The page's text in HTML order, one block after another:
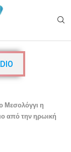
Μεσολόγγι η
από την ηρωική